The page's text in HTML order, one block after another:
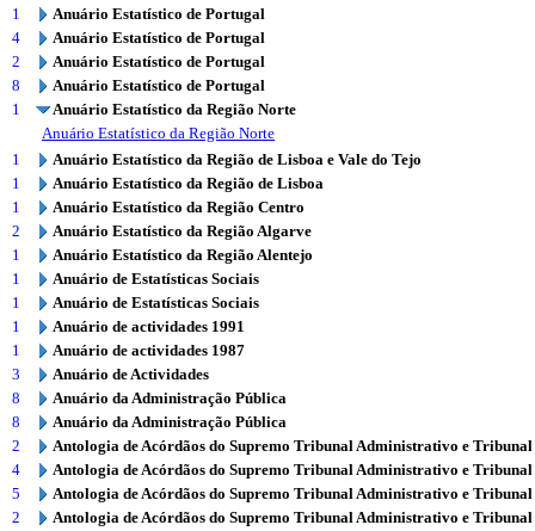
1
Anuário Estatístico de Portugal
4
Anuário Estatístico de Portugal
2
Anuário Estatístico de Portugal
8
Anuário Estatístico de Portugal
1
Anuário Estatístico da Região Norte
Anuário Estatístico da Região Norte
1
Anuário Estatístico da Região de Lisboa e Vale do Tejo
1
Anuário Estatístico da Região de Lisboa
1
Anuário Estatístico da Região Centro
2
Anuário Estatístico da Região Algarve
1
Anuário Estatístico da Região Alentejo
1
Anuário de Estatísticas Sociais
1
Anuário de Estatísticas Sociais
1
Anuário de actividades 1991
1
Anuário de actividades 1987
3
Anuário de Actividades
8
Anuário da Administração Pública
8
Anuário da Administração Pública
2
Antologia de Acórdãos do Supremo Tribunal Administrativo e
4
Antologia de Acórdãos do Supremo Tribunal Administrativo e
5
Antologia de Acórdãos do Supremo Tribunal Administrativo e
2
Antologia de Acórdãos do Supremo Tribunal Administrativo e